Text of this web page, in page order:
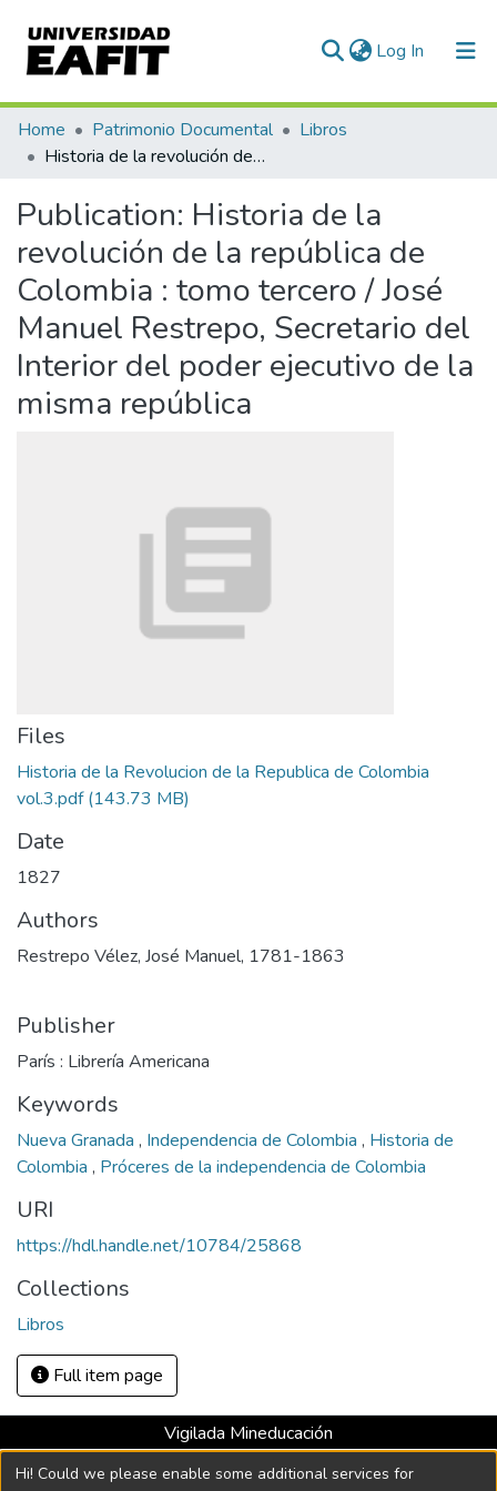
Log In (current)
Communities & Collections
All of DSpace
Statistics
Home Patrimonio Documental
Libros
Historia de la revolución de la república de Colombia : tomo tercero / José Manuel Restrepo, Secretario del Interior del poder ejecutivo de la misma república
Publication: Historia de la
revolución de la república de
Colombia : tomo tercero / José
Manuel Restrepo, Secretario del
Interior del poder ejecutivo de la
misma república
Files
Historia de la Revolucion de la Republica de Colombia
vol.3.pdf(143.73 MB)
Date
1827
Authors
Restrepo Vélez, José Manuel, 1781-1863
Publisher
París : Librería Americana
Keywords
Nueva Granada , Independencia de Colombia , Historia de
Colombia , Próceres de la independencia de Colombia
URI
https://hdl.handle.net/10784/25868
Collections
Libros
Full item page
Vigilada Mineducación
Universidad con Acreditación Institucional hasta 2026 -
Hi! Could we please enable some additional services for